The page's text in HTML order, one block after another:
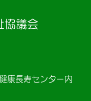
協議会
康長寿センター内